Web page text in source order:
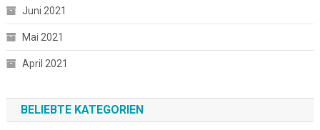
Juni 2021
Mai 2021
April 2021
BELIEBTE KATEGORIEN